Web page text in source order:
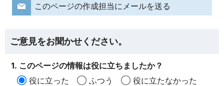
このページの作成担当にメールを送る
ご意見をお聞かせください。
1. このページの情報は役に立ちましたか？
役に立った
ふつう
役に立たなかった